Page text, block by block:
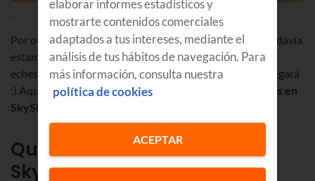
.
Por otro lado, como acabamos de incorporar el canal, todavía
estamos subiendo todas las pelis y series, así que quizás
eches en falta algún contenido. Pero no te preocupes, llegará
;) Aquí tienes un resumen de los
contenidos que tendrás en
SkyShowtime
Qué series puedes ver en
SkyShowtime
elaborar informes estadísticos y
mostrarte contenidos comerciales
adaptados a tus intereses, mediante el
análisis de tus hábitos de navegación. Para
más información, consulta nuestra
política de cookies
ACEPTAR